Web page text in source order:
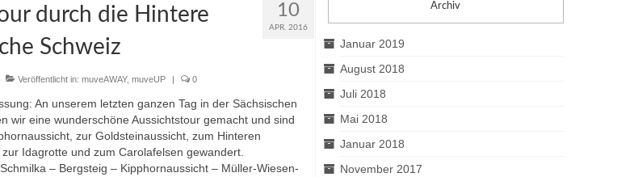
10
APR. 2016
durch die Hintere
Schweiz
Veröffentlicht in: muveAWAY, muveUP | 0
An unserem letzten ganzen Tag in der Sächsischen
wir eine wunderschöne Aussichtstour gemacht und sind
zur Goldsteinaussicht, zum Hinteren
Idagrotte und zum Carolafelsen gewandert.
– Bergsteig – Kipphornaussicht – Müller-Wiesen-
Archiv
Januar 2019
August 2018
Juli 2018
Mai 2018
Januar 2018
November 2017